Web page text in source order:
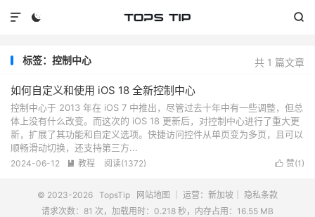
 

共 1 篇文章
标签：控制中心
如何自定义和使用 iOS 18 全新控制中心
控制中心于 2013 年在 iOS 7 中推出，尽管过去十年中有一些调整，但总
体上没有什么改变。而这次的 iOS 18 更新后，对控制中心进行了重大更
新，扩展了其功能和自定义选项。快捷访问控件从单页变为多页，且可以
顺畅滑动切换，还支持第三方...
 赞(1 )
2024-06-12  教程 阅读(1372)
© 2023-2026 TopsTip 网站地图 ｜ 运营：新加坡｜
隐私条款
请求次数：81 次，加载用时：0.218 秒，内存占用：16.55 MB